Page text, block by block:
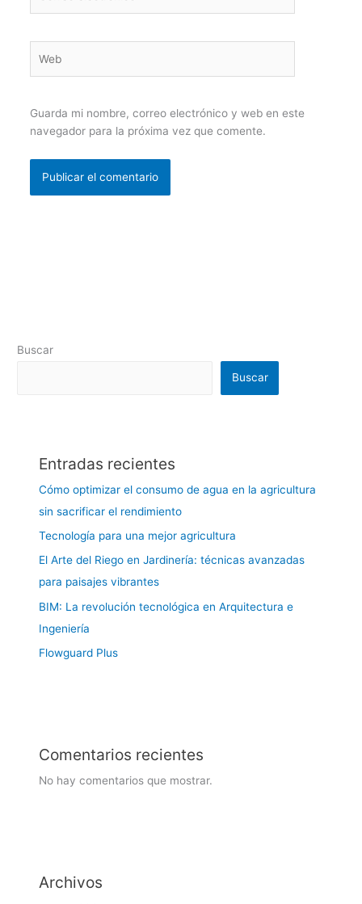
electrónico*
Guarda mi nombre, correo electrónico y web en este
navegador para la próxima vez que comente.
Buscar
Buscar
Entradas recientes
Cómo optimizar el consumo de agua en la agricultura
sin sacrificar el rendimiento
Tecnología para una mejor agricultura
El Arte del Riego en Jardinería: técnicas avanzadas
para paisajes vibrantes
BIM: La revolución tecnológica en Arquitectura e
Ingeniería
Flowguard Plus
Comentarios recientes
No hay comentarios que mostrar.
Archivos